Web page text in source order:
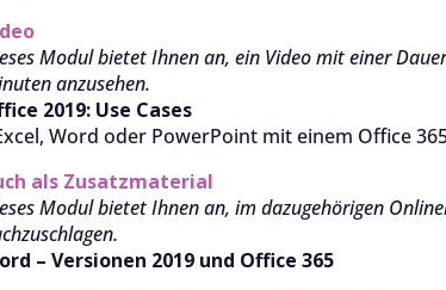
Modul bietet Ihnen an, ein Video mit einer
anzusehen.
2019: Use Cases
Word oder PowerPoint mit einem Office
als Zusatzmaterial
Modul bietet Ihnen an, im dazugehörigen
– Versionen 2019 und Office 365